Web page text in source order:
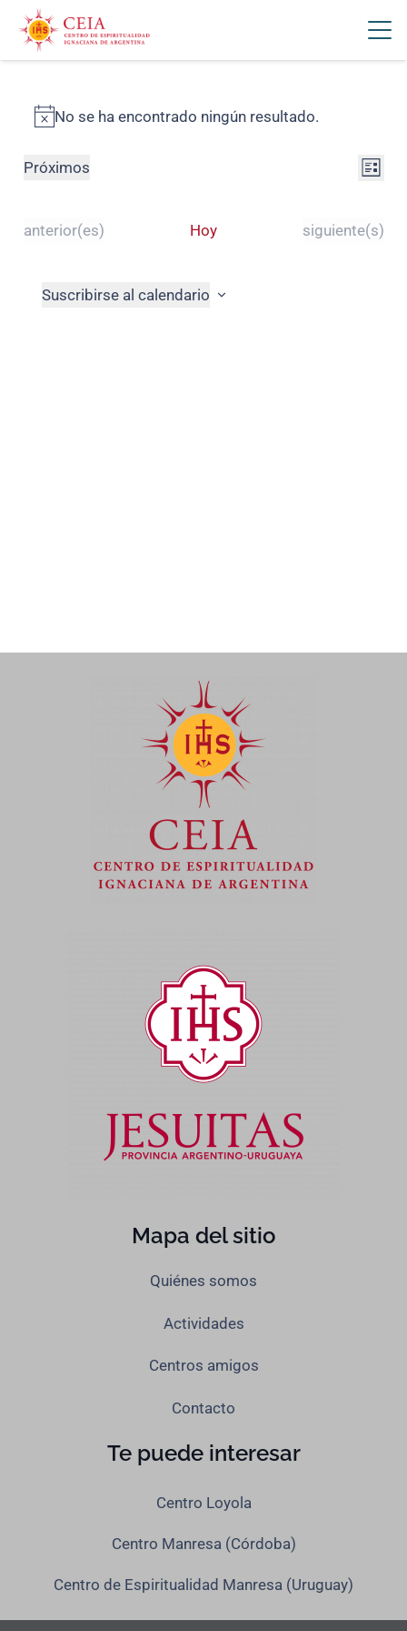
Eventos
Aviso
No se ha encontrado ningún resultado.
Lista
Próximos
Eventos
anterior(es) Hoy Eventos
siguiente(s)
Suscribirse al calendario
Mapa del sitio
Quiénes somos
Actividades
Centros amigos
Contacto
Te puede interesar
Centro Loyola
Centro Manresa (Córdoba)
Centro de Espiritualidad Manresa (Uruguay)